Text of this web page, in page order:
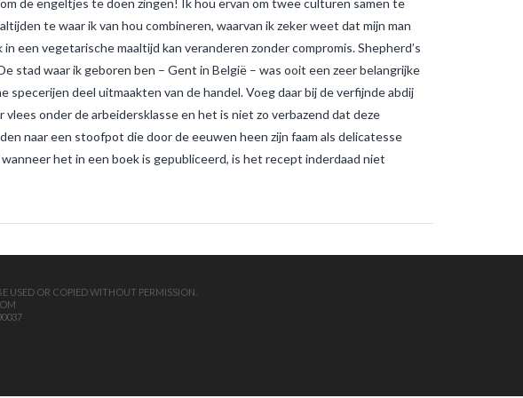
muggenbeten en
tijgermuggenbeten?
strategieën zijn er gepland om
tijgermuggen uit te roeien?
in-frankrijk wonen-vendee
de engeltjes te doen zingen! Ik hou ervan om twee culturen samen te
te waar ik van hou combineren, waarvan ik zeker weet dat mijn man
een vegetarische maaltijd kan veranderen zonder compromis. Shepherd’s
stad waar ik geboren ben – Gent in België – was ooit een zeer belangrijke
specerijen deel uitmaakten van de handel. Voeg daar bij de verfijnde abdij
onder de arbeidersklasse en het is niet zo verbazend dat deze
naar een stoofpot die door de eeuwen heen zijn faam als delicatesse
het in een boek is gepubliceerd, is het recept inderdaad niet
USED OR COPIED WITHOUT PERMISSION.